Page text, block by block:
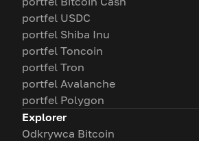
portfel USDC
portfel Shiba Inu
portfel Toncoin
portfel Tron
portfel Avalanche
portfel Polygon
Explorer
Odkrywca Bitcoin